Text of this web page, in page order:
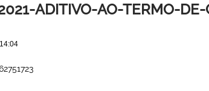
ADITIVO-AO-TERMO-DE-